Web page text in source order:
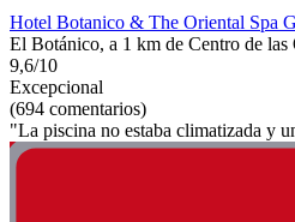
Hotel Botanico & The Oriental Spa
El Botánico, a 1 km de Centro de las
9,6/10
Excepcional
(694 comentarios)
"La piscina no estaba climatizada y